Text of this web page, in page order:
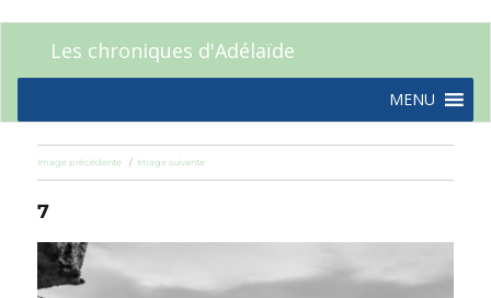
Les chroniques d'Adélaïde
MENU
Image précédente Image suivante
7